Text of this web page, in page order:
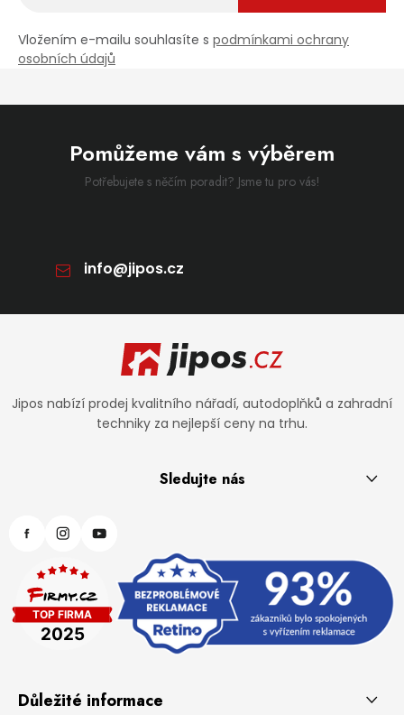
Vložením e-mailu souhlasíte s podmínkami ochrany
osobních údajů
Pomůžeme vám s výběrem
Potřebujete s něčím poradit? Jsme tu pro vás!
info@jipos.cz
Zápatí
Jipos nabízí prodej kvalitního nářadí, autodoplňků a zahradní
techniky za nejlepší ceny na trhu.
Sledujte nás
Důležité informace